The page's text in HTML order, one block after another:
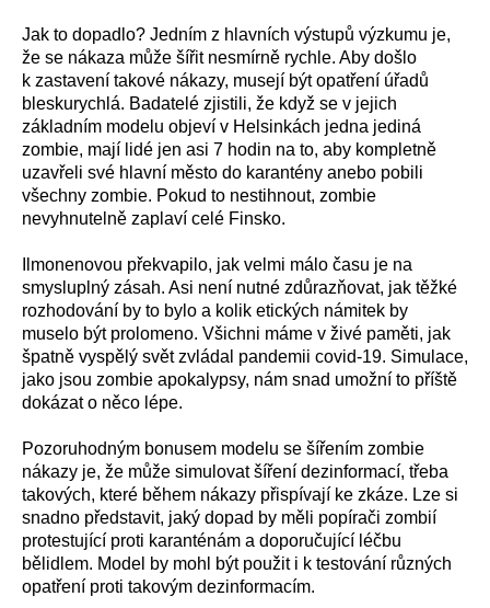
Jak to dopadlo? Jedním z hlavních výstupů výzkumu je,
že se nákaza může šířit nesmírně rychle. Aby došlo
k zastavení takové nákazy, musejí být opatření úřadů
bleskurychlá. Badatelé zjistili, že když se v jejich
základním modelu objeví v Helsinkách jedna jediná
zombie, mají lidé jen asi 7 hodin na to, aby kompletně
uzavřeli své hlavní město do karantény anebo pobili
všechny zombie. Pokud to nestihnout, zombie
nevyhnutelně zaplaví celé Finsko.
Ilmonenovou překvapilo, jak velmi málo času je na
smysluplný zásah. Asi není nutné zdůrazňovat, jak těžké
rozhodování by to bylo a kolik etických námitek by
muselo být prolomeno. Všichni máme v živé paměti, jak
špatně vyspělý svět zvládal pandemii covid-19. Simulace,
jako jsou zombie apokalypsy, nám snad umožní to příště
dokázat o něco lépe.
Pozoruhodným bonusem modelu se šířením zombie
nákazy je, že může simulovat šíření dezinformací, třeba
takových, které během nákazy přispívají ke zkáze. Lze si
snadno představit, jaký dopad by měli popírači zombií
protestující proti karanténám a doporučující léčbu
bělidlem. Model by mohl být použit i k testování různých
opatření proti takovým dezinformacím.